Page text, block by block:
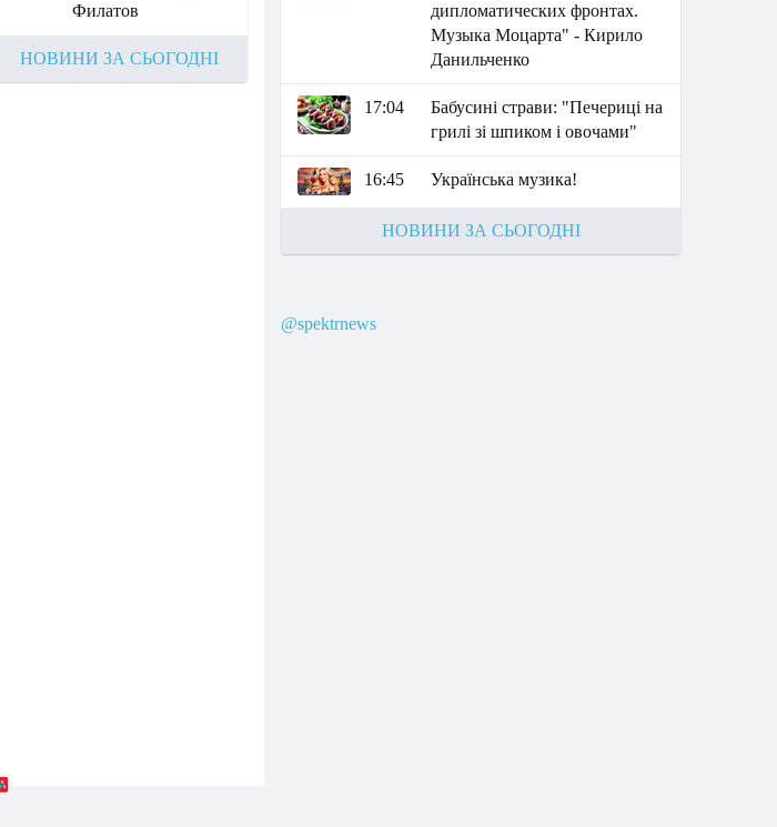
Филатов
НОВИНИ ЗА СЬОГОДНІ
дипломатических фронтах.
Музыка Моцарта" - Кирило
Данильченко
17:04
Бабусині страви: "Печериці на
грилі зі шпиком і овочами"
16:45 Українська музика!
НОВИНИ ЗА СЬОГОДНІ
@spektrnews